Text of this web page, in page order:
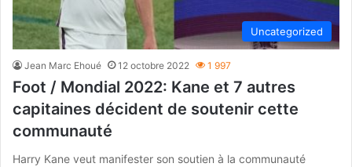
Uncategorized
Jean Marc Ehoué 12 octobre 2022 1 997
Foot / Mondial 2022: Kane et 7 autres
capitaines décident de soutenir cette
communauté
Harry Kane veut manifester son soutien à la communauté